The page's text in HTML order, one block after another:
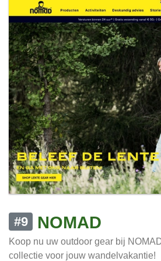
#9 NOMAD
Koop nu uw outdoor gear bij
collectie voor jouw wandelvakantie!